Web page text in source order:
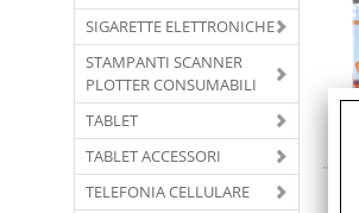
SIGARETTE ELETTRONICHE
STAMPANTI SCANNER
PLOTTER CONSUMABILI
TABLET
TABLET ACCESSORI
TELEFONIA CELLULARE